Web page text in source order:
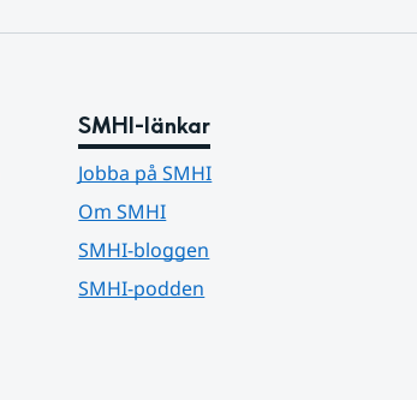
SMHI-länkar
Jobba på SMHI
Om SMHI
SMHI-bloggen
SMHI-podden